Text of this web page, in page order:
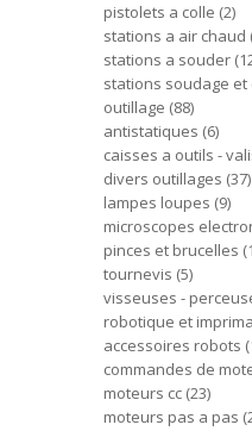
pistolets a colle 2
stations a air chaud
stations a souder
stations soudage
outillage 88
antistatiques 6
caisses a outils -
divers outillages 37
lampes loupes 9
microscopes
pinces et brucelles
tournevis 5
visseuses -
robotique et
accessoires robots
commandes de
moteurs cc 23
moteurs pas a pas